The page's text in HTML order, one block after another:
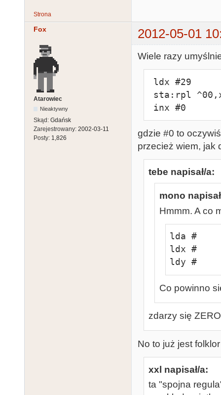
Strona
Fox 2012-05-01
Atarowiec
Nieaktywny
Skąd: Gdańsk
Zarejestrowany: 2002-03-11
Posty: 1,826
Wiele razy
inx #0
gdzie #0 to
przecież wiem, jak
tebe napisał/a:
mono
Hmmm. A co
lda #
ldx #
ldy #
Co powinno
zdarzy się ZERO
No to już jest
xxl napisał/a:
ta "spojna